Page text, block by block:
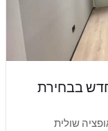
בבחירת
שולית